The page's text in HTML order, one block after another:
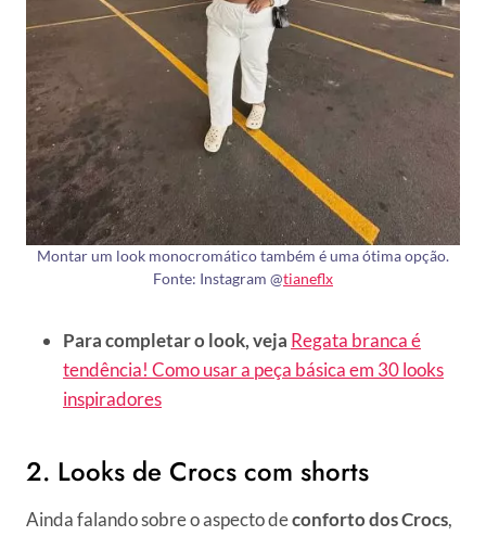
Montar um look monocromático também é uma ótima opção.
Fonte: Instagram @tianeflx
Para completar o look, veja Regata branca é
tendência! Como usar a peça básica em 30 looks
inspiradores
2. Looks de Crocs com shorts
Ainda falando sobre o aspecto deconforto dos Crocs,